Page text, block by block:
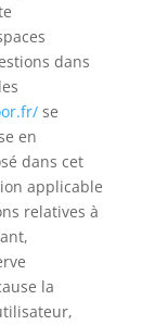
dans
se
en
dans cet
applicable
relatives à
la